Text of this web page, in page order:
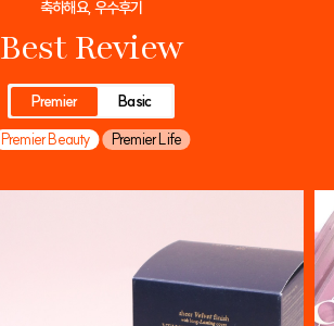
축하해요, 우수후기
Best Review
Premier
Basic
Premier Beauty
Premier Life